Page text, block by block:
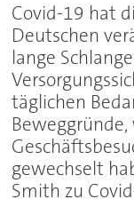
Covid-19 hat
Deutschen
lange
täglichen
gewechselt
Smith zu